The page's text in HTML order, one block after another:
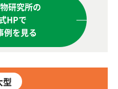
研究所の
HPで
例を見る
型